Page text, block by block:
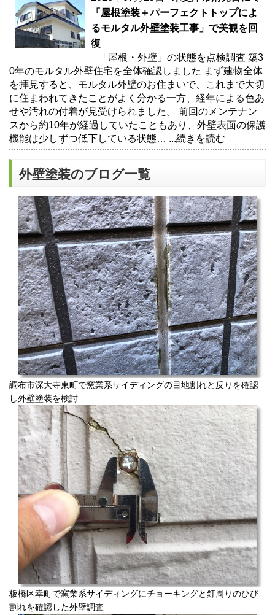
「屋根塗装＋パーフェクトトップによ
るモルタル外壁塗装工事」で美観を回
復
「屋根・外壁」の状態を点検調査 築3
0年のモルタル外壁住宅を全体確認しました まず建物全体
を拝見すると、モルタル外壁のお住まいで、これまで大切
に住まわれてきたことがよく分かる一方、経年による色あ
せや汚れの付着が見受けられました。 前回のメンテナン
スから約10年が経過していたこともあり、外壁表面の保護
機能は少しずつ低下している状態… ...続きを読む
外壁塗装のブログ一覧
調布市深大寺東町で窯業系サイディングの目地割れと反りを確認
し外壁塗装を検討
板橋区幸町で窯業系サイディングにチョーキングと釘周りのひび
割れを確認した外壁調査